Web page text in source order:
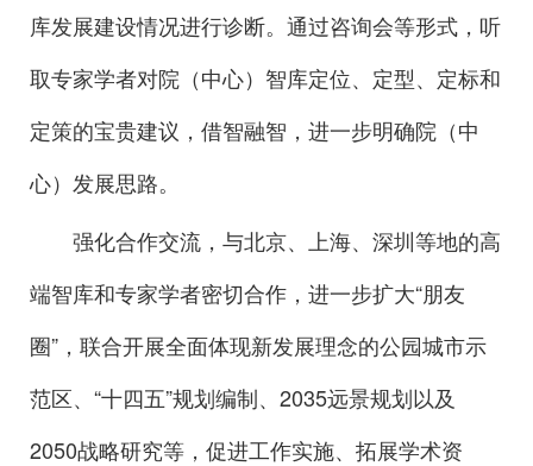
库发展建设情况进行诊断。通过咨询会等形式，听
取专家学者对院（中心）智库定位、定型、定标和
定策的宝贵建议，借智融智，进一步明确院（中
心）发展思路。
强化合作交流，与北京、上海、深圳等地的高
端智库和专家学者密切合作，进一步扩大“朋友
圈”，联合开展全面体现新发展理念的公园城市示
范区、“十四五”规划编制、2035远景规划以及
2050战略研究等，促进工作实施、拓展学术资